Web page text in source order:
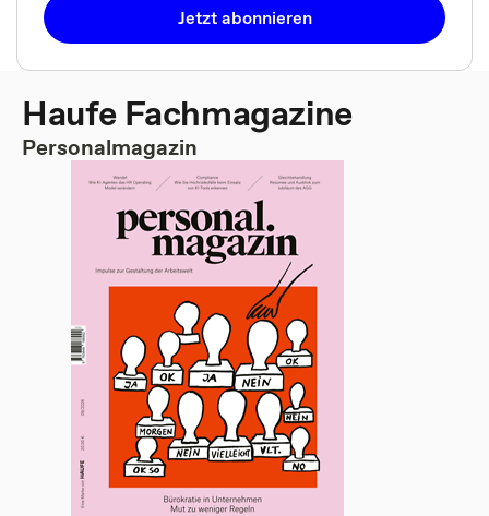
Jetzt abonnieren
Haufe Fachmagazine
Personalmagazin